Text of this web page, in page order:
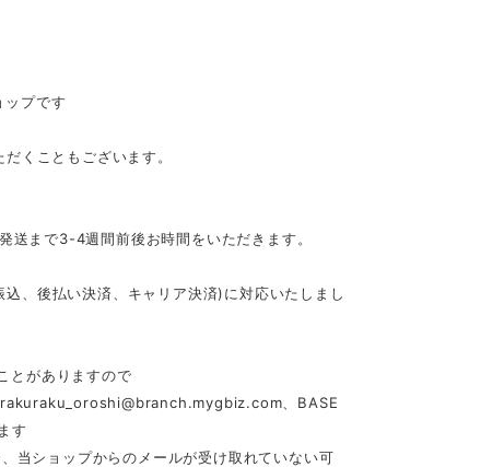
ップです
くこともございます。
まで3-4週間前後お時間をいただきます。
、後払い決済、キャリア決済)に対応いたしまし
とがありますので
rakuraku_oroshi@branch.mygbiz.com 、BASE
す
当ショップからのメールが受け取れていない可